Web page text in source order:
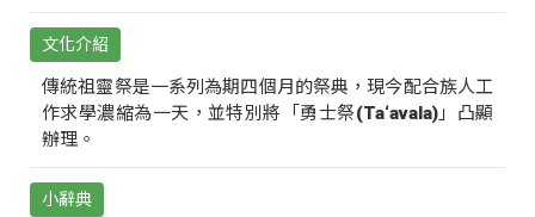
文化介紹
傳統祖靈祭是一系列為期四個月的祭典，現今配合族人工
作求學濃縮為一天，並特別將「勇士祭(Ta‘avala)」凸顯
辦理。
小辭典